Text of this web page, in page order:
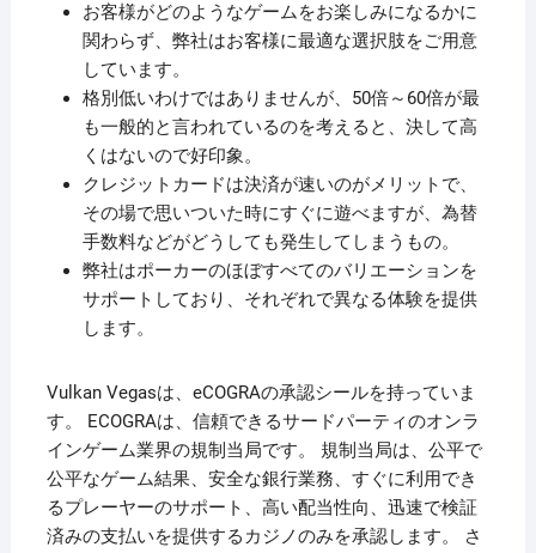
お客様がどのようなゲームをお楽しみになるかに
関わらず、弊社はお客様に最適な選択肢をご用意
しています。
格別低いわけではありませんが、50倍～60倍が最
も一般的と言われているのを考えると、決して高
くはないので好印象。
クレジットカードは決済が速いのがメリットで、
その場で思いついた時にすぐに遊べますが、為替
手数料などがどうしても発生してしまうもの。
弊社はポーカーのほぼすべてのバリエーションを
サポートしており、それぞれで異なる体験を提供
します。
Vulkan Vegasは、eCOGRAの承認シールを持っていま
す。 ECOGRAは、信頼できるサードパーティのオンラ
インゲーム業界の規制当局です。 規制当局は、公平で
公平なゲーム結果、安全な銀行業務、すぐに利用でき
るプレーヤーのサポート、高い配当性向、迅速で検証
済みの支払いを提供するカジノのみを承認します。 さ